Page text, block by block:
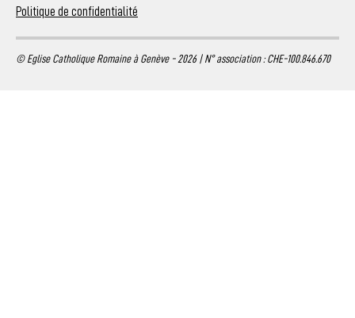
Politique de confidentialité
© Eglise Catholique Romaine à Genève - 2026 | N° association : CHE-100.846.670